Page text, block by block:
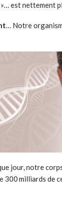
»… est nettement
… Notre
jour, notre
300milliards de